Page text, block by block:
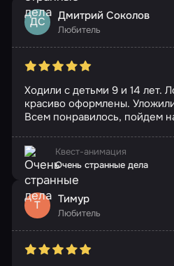
ДС Дмитрий Соколов
Любитель
Ходили с детьми 9 и 14 лет.
красиво оформлены.
Всем понравилось, пойдем
Квест-анимация
Очень странные дела
Т Тимур
Любитель